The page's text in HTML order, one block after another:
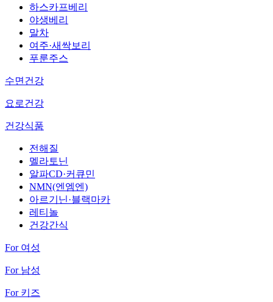
하스카프베리
야생베리
말차
여주·새싹보리
푸룬주스
수면건강
요로건강
건강식품
전해질
멜라토닌
알파CD·커큐민
NMN(엔엠엔)
아르기닌·블랙마카
레티놀
건강간식
For 여성
For 남성
For 키즈